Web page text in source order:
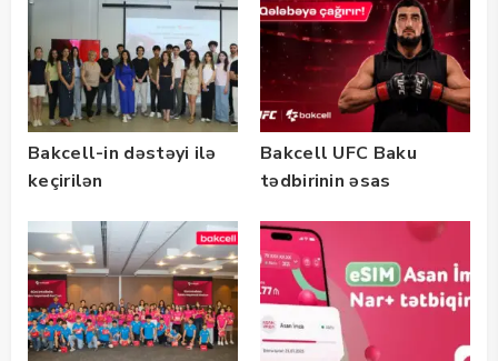
Bakcell-in dəstəyi ilə
keçirilən
Bootcamp” başladı
Bakcell UFC Baku
tədbirinin əsas